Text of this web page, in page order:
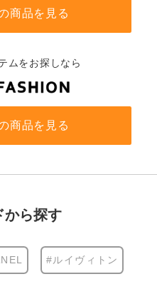
商品を見る
ムをお探しなら
商品を見る
から探す
#ルイヴィトン